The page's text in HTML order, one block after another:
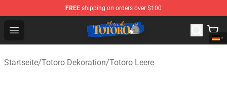
FREE shipping on orders over $100
Open menu
Totoro Store - Official Totoro Merchandise Shop
Startseite/Totoro Dekoration/Totoro Leere